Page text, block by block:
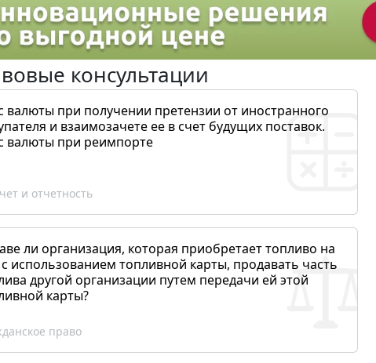
консультации
валюты при получении претензии от иностранного
и взаимозачете ее в счет будущих поставок.
валюты при реимпорте
и отчетность
ли организация, которая приобретает топливо на
использованием топливной карты, продавать часть
другой организации путем передачи ей этой
карты?
право